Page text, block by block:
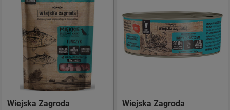
Wiejska Zagroda Wiejska Zagroda